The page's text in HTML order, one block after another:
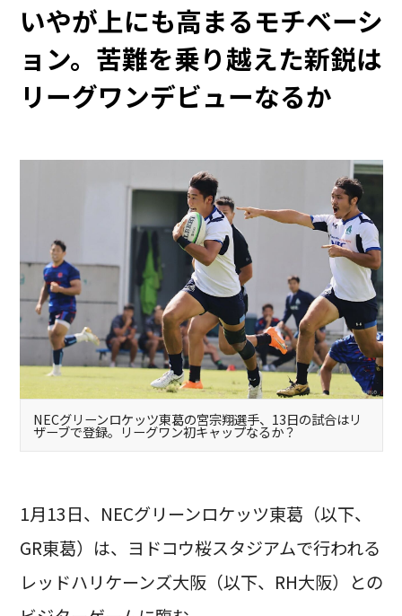
いやが上にも高まるモチベーシ
ョン。苦難を乗り越えた新鋭は
リーグワンデビューなるか
NECグリーンロケッツ東葛の宮宗翔選手、13日の試合はリ
ザーブで登録。リーグワン初キャップなるか？
1月13日、NECグリーンロケッツ東葛（以下、
GR東葛）は、ヨドコウ桜スタジアムで行われる
レッドハリケーンズ大阪（以下、RH大阪）との